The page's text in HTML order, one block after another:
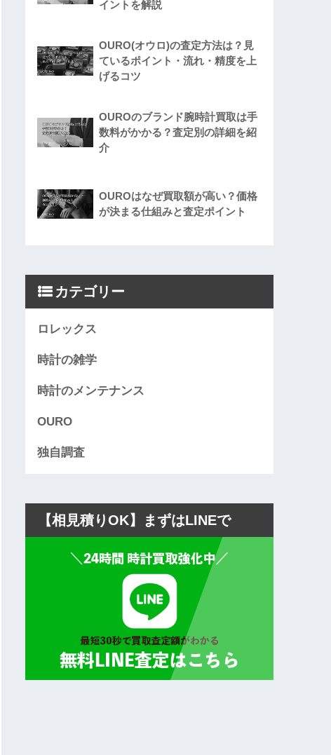
イントを解説
OURO(オウロ)の査定方法は？見
ているポイント・流れ・精度を上
げるコツ
OUROのブランド腕時計買取は手
数料がかかる？査定別の詳細を紹
介
OUROはなぜ買取額が高い？価格
が決まる仕組みと査定ポイント
カテゴリー
ロレックス
時計の雑学
時計のメンテナンス
OURO
独自調査
【相見積りOK】まずはLINEで